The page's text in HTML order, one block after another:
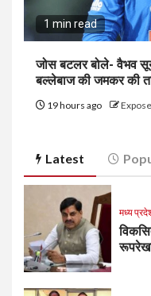
1 min read
जोस बटलर बोले- वैभव
बल्लेबाज की जमकर की
19 hours ago
Latest
मध्य